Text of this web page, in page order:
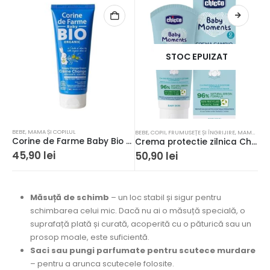
BEBE, MAMA ȘI COPILUL
Corine de Farme Baby Bio Cremă pentru schimbarea scutecului 100ml
45,90 lei
STOC EPUIZAT
BEBE,COPII, FRUMUSEȚE ȘI ÎNGRIJIRE, MAMA
Crema protectie zilnica Chicco Baby Moments impotriva iritatiilor de la scutec, panthenol si vitamina E, 0luni+, 100 ml
50,90 lei
Măsuță de schimb – un loc stabil și sigur pentru
schimbarea celui mic. Dacă nu ai o măsuță specială, o
suprafață plată și curată, acoperită cu o păturică sau un
prosop moale, este suficientă.
Saci sau pungi parfumate pentru scutece murdare
– pentru a arunca scutecele folosite.